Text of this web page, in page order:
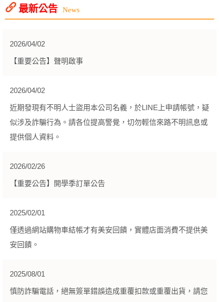
最新公告 News
2026/04/02
【重要公告】聲明啟事
2026/04/02
近期發現有不明人士盜用本公司名義，於LINE上申請帳號，疑
似涉及詐騙行為。請各位提高警覺，切勿輕信來路不明訊息或
提供個人資料。
2026/02/26
【重要公告】開學季訂單公告
2025/02/01
僅透過網站購物車結帳才有美安回饋，實體店面消費不提供美
安回饋。
2025/08/01
慎防詐騙電話，絕無簽單錯誤造成重覆扣款或重覆出貨，請您